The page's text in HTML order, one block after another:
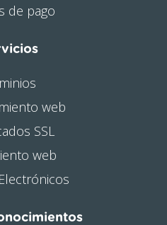
de pago
web
SSL
web